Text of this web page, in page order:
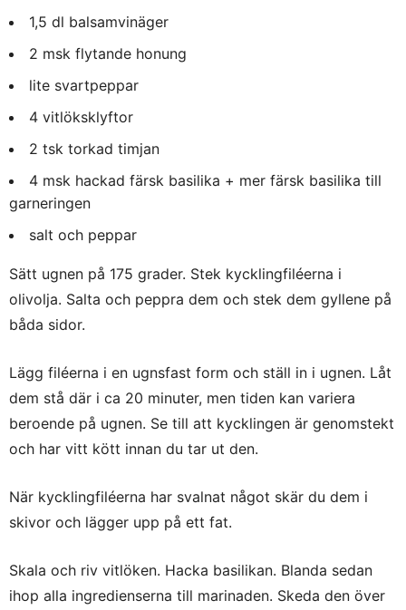
1,5 dl balsamvinäger
2 msk flytande honung
lite svartpeppar
4 vitlöksklyftor
2 tsk torkad timjan
4 msk hackad färsk basilika + mer färsk basilika till
garneringen
salt och peppar
Sätt ugnen på 175 grader. Stek kycklingfiléerna i
olivolja. Salta och peppra dem och stek dem gyllene på
båda sidor.
Lägg filéerna i en ugnsfast form och ställ in i ugnen. Låt
dem stå där i ca 20 minuter, men tiden kan variera
beroende på ugnen. Se till att kycklingen är genomstekt
och har vitt kött innan du tar ut den.
När kycklingfiléerna har svalnat något skär du dem i
skivor och lägger upp på ett fat.
Skala och riv vitlöken. Hacka basilikan. Blanda sedan
ihop alla ingredienserna till marinaden. Skeda den över